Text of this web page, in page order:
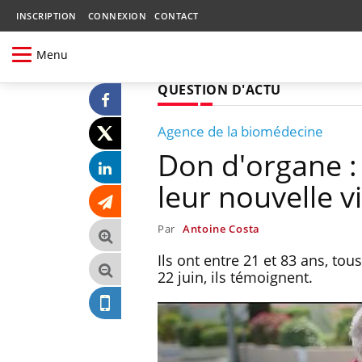
INSCRIPTION CONNEXION CONTACT
Menu
QUESTION D'ACTU
Agence de la biomédecine
Don d'organe
leur nouvelle
Par Antoine Costa
Ils ont entre 21 et 83 ans,
22 juin, ils témoignent.